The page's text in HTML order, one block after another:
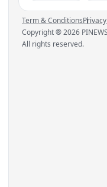
Term & Conditions
Copyright ®2026
All rights reserved.